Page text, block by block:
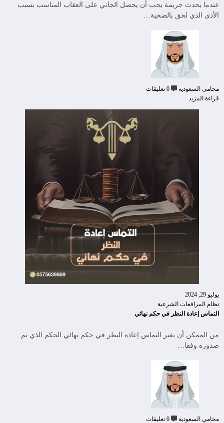
عندما يحدث جريمة يجب أن يحصل الجاني على العقاب المناسب بسبب
الأذى الذي لحق بالضحية…
محامي السعودية
0 تعليقات
قراءة المزيد
يوليو 29, 2024
نظام المرافعات الشرعية
التماس إعادة النظر في حكم نهائي
من الممكن أن يغير التماس إعادة النظر في حكم نهائي الحكم الذي تم
صدوره وفقا…
محامي السعودية
0 تعليقات